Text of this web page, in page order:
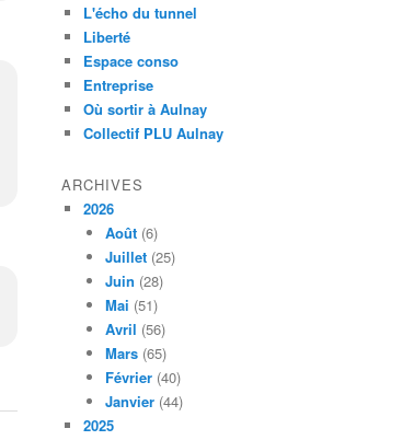
L'écho du tunnel
Liberté
Espace conso
Entreprise
Où sortir à Aulnay
Collectif PLU Aulnay
ARCHIVES
2026
Août (6)
Juillet (25)
Juin (28)
Mai (51)
Avril (56)
Mars (65)
Février (40)
Janvier (44)
2025